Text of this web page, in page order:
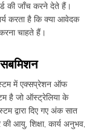
की जाँच करने देते हैं।
करता है कि क्या आवेदक
चाहते हैं।
में एक्सप्रेशन ऑफ
है जो ऑस्ट्रेलिया के
द्वारा दिए गए अंक सात
की आयु, शिक्षा, कार्य अनुभव,